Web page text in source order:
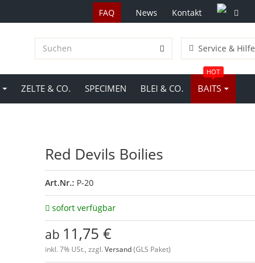
FAQ News Kontakt
Service & Hilfe
ZELTE & CO. SPECIMEN BLEI & CO. BAITS
HOT
Red Devils Boilies
Art.Nr.: P-20
sofort verfügbar
ab 11,75 €
inkl. 7% USt., zzgl. Versand (GLS Paket)